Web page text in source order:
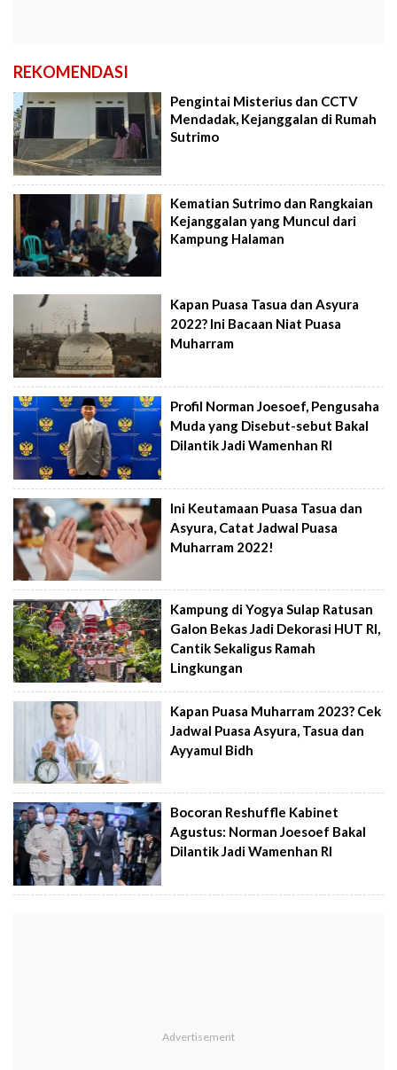
REKOMENDASI
Pengintai Misterius dan CCTV
Mendadak, Kejanggalan di Rumah
Sutrimo
Kematian Sutrimo dan Rangkaian
Kejanggalan yang Muncul dari
Kampung Halaman
Kapan Puasa Tasua dan Asyura
2022? Ini Bacaan Niat Puasa
Muharram
Profil Norman Joesoef, Pengusaha
Muda yang Disebut-sebut Bakal
Dilantik Jadi Wamenhan RI
Ini Keutamaan Puasa Tasua dan
Asyura, Catat Jadwal Puasa
Muharram 2022!
Kampung di Yogya Sulap Ratusan
Galon Bekas Jadi Dekorasi HUT RI,
Cantik Sekaligus Ramah
Lingkungan
Kapan Puasa Muharram 2023? Cek
Jadwal Puasa Asyura, Tasua dan
Ayyamul Bidh
Bocoran Reshuffle Kabinet
Agustus: Norman Joesoef Bakal
Dilantik Jadi Wamenhan RI